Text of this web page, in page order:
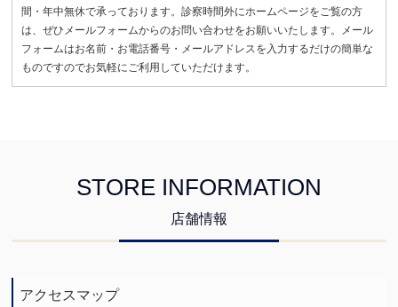
間・年中無休で承っております。診察時間外にホームページをご覧の方
は、ぜひメールフォームからのお問い合わせをお願いいたします。メール
フォームはお名前・お電話番号・メールアドレスを入力するだけの簡単な
ものですのでお気軽にご利用していただけます。
STORE INFORMATION
店舗情報
アクセスマップ